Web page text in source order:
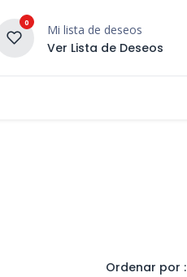
0 Mi lista de deseos
Ver Lista de Deseos
Ordenar por :